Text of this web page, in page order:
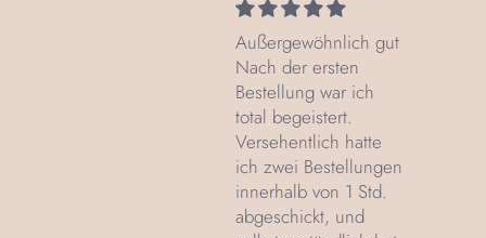
Außergewöhnlich gut
Nach der ersten
Bestellung war ich
total begeistert.
Versehentlich hatte
ich zwei Bestellungen
innerhalb von 1 Std.
abgeschickt, und